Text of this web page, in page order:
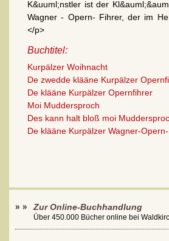
K&uuml;nstler ist der
Wagner - Opern- Fihrer, der im
</p>
Buchtitel:
Kurpälzer Woihnacht
De zwedde klääne Kurpälzer
De klääne Kurpälzer Opernfihrer
Moi Muddersproch
Des kann halt bloß moi
De klääne Kurpälzer Wagner-
Zur Online-Buchhandlung
Über 450.000 Bücher online bei